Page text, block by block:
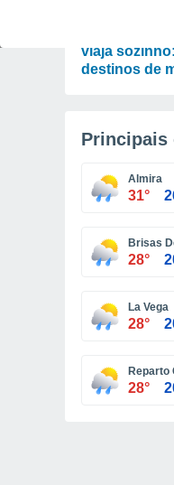
viaja
destinos de
Principais
Almira
31°
Brisas
28°
La Vega
28°
Reparto
28°